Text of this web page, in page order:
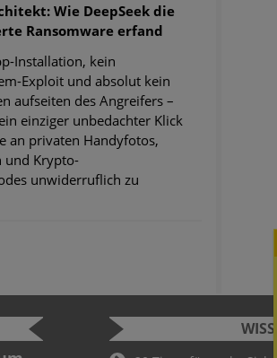
Wie DeepSeek die
Ransomware erfand
Installation, kein
Exploit und absolut kein
aufseiten des Angreifers –
einziger unbedachter Klick
an privaten Handyfotos,
und Krypto-
unwiderruflich zu